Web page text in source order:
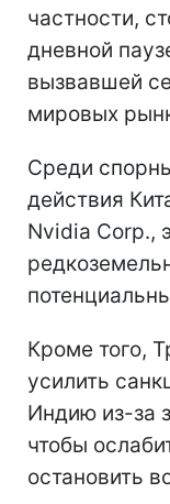
частности,
дневной
вызвавшей
мировых
Среди
действия
Nvidia Corp.,
Кроме того,
усилить
Индию из-за
чтобы
остановить